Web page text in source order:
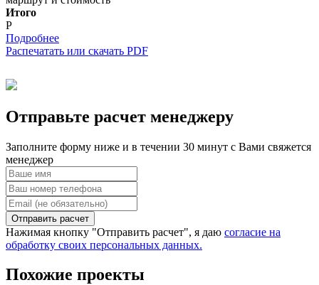
Итого
Р
Подробнее
Распечатать или скачать PDF
Отправьте расчет менеджеру
Заполните форму ниже и в течении 30 минут с Вами свяжется
менеджер
Отправить расчет
Нажимая кнопку "Отправить расчет", я даю согласие на
обработку своих персональных данных.
Похожие проекты